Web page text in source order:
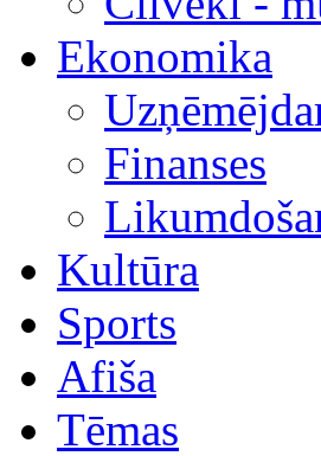
Ekonomika
Finanses
Kultūra
Sports
Afiša
Tēmas